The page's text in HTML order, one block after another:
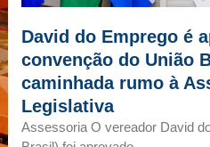
David do Emprego é
convenção do União
caminhada rumo à
Legislativa
Assessoria O vereador David